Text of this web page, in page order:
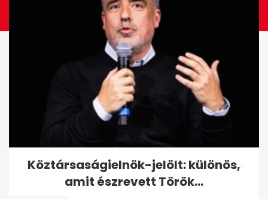
A bicskei gyermekotthon
kilenc egykori lakója összesen
154 millió...
Köztársaságielnök-jelölt: különös,
amit észrevett Török...